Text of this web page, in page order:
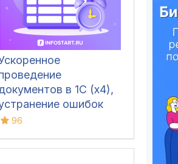
в 1С (x4),
ошибок
60/62 счетов и зачет
96